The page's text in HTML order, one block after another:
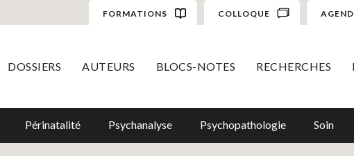
FORMATIONS COLLOQUE
DOSSIERS AUTEURS BLOCS-NOTES RECHERCHES
Périnatalité Psychanalyse Psychopathologie Soin